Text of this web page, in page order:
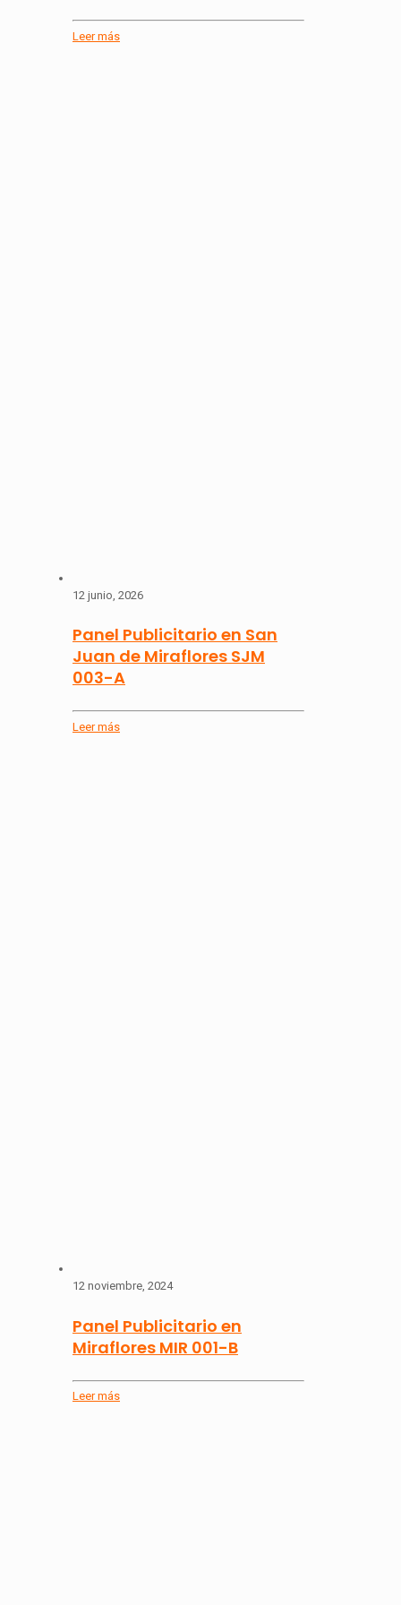
Leer más
12 junio, 2026
Panel Publicitario en San
Juan de Miraflores SJM
003-A
Leer más
12 noviembre, 2024
Panel Publicitario en
Miraflores MIR 001-B
Leer más